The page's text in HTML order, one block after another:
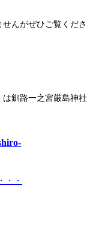
んがぜひご覧くださ
は釧路一之宮厳島神社
・・